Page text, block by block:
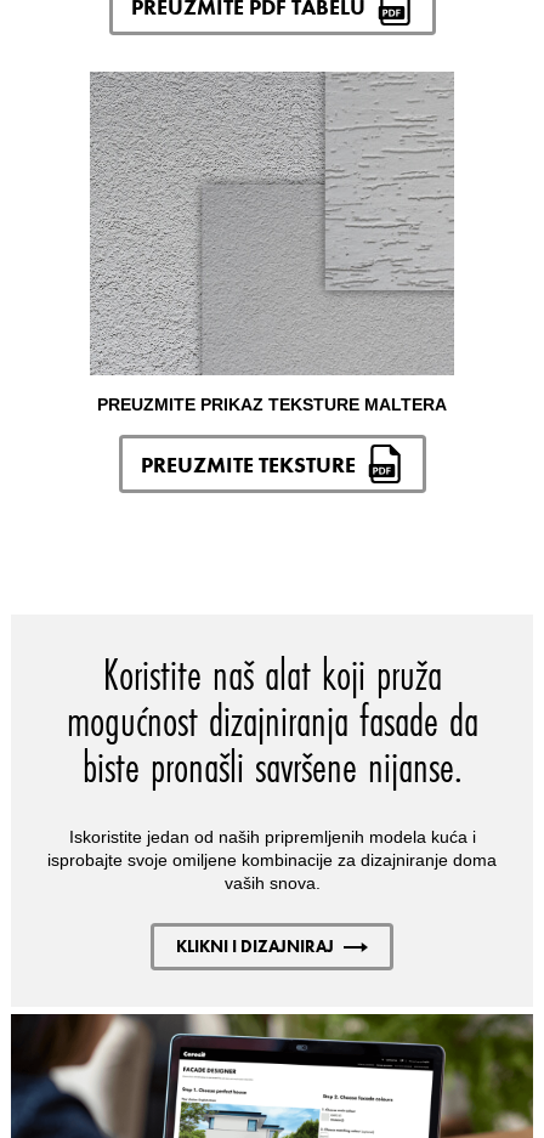
PREUZMITE PDF TABELU
PREUZMITE PRIKAZ TEKSTURE MALTERA
PREUZMITE TEKSTURE
Koristite naš alat koji pruža
mogućnost dizajniranja fasade da
biste pronašli savršene nijanse.
Iskoristite jedan od naših pripremljenih modela kuća i
isprobajte svoje omiljene kombinacije za dizajniranje doma
vaših snova.
KLIKNI I DIZAJNIRAJ